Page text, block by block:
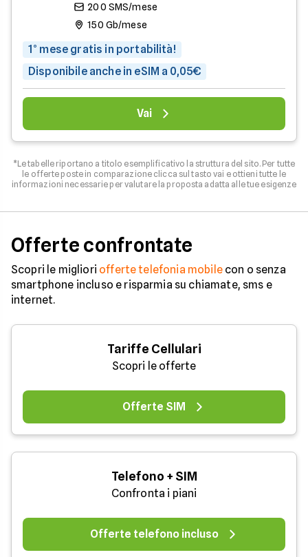
200 SMS/mese
150 Gb/mese
1° mese gratis in portabilità!
Disponibile anche in eSIM a 0,05€
Vai
*Le tabelle riportano a titolo esemplificativo la struttura del sito. Per tutte
le offerte poste in comparazione clicca sul tasto vai e ottieni tutte le
informazioni necessarie per valutare la proposta adatta alle tue esigenze
Offerte confrontate
Scopri le migliori offerte telefonia mobilecon o senza
smartphone incluso e risparmia su chiamate, sms e
internet.
Tariffe Cellulari
Scopri le offerte
Offerte SIM
Telefono + SIM
Confronta i piani
Offerte telefono incluso